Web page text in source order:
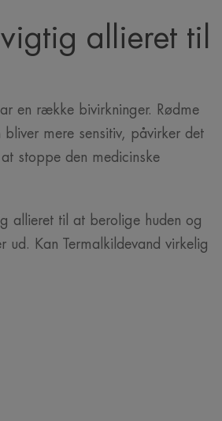
allieret til
en række bivirkninger. Rødme
mere sensitiv, påvirker det
stoppe den medicinske
allieret til at berolige huden og
Kan Termalkildevand virkelig